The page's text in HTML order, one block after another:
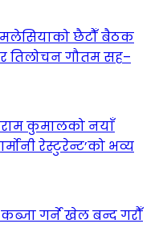
छैटौँ बैठक
र तिलोचन गौतम सह–
कुमालको नयाँ
रेस्टुरेन्ट’को भव्य
गर्ने खेल बन्द गरौँ